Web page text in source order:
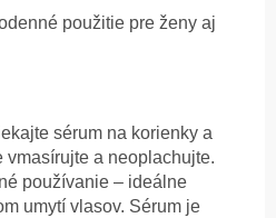
použitie pre ženy aj
sérum na korienky a
vmasírujte a neoplachujte.
používanie – ideálne
umytí vlasov. Sérum je